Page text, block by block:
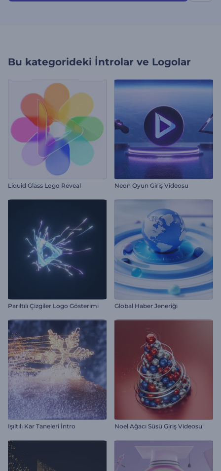
Bu kategorideki İntrolar ve Logolar
Liquid Glass Logo Reveal Neon Oyun Giriş Videosu
Parıltılı Çizgiler Logo Gösterimi Global Haber Jeneriği
Işıltılı Kar Taneleri İntro Noel Ağacı Süsü Giriş Videosu